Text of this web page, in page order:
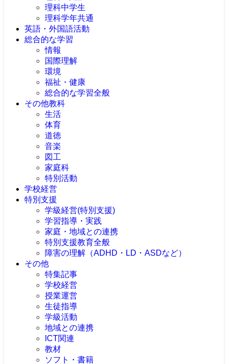
理科中学生
理科学年共通
英語・外国語活動
総合的な学習
情報
国際理解
環境
福祉・健康
総合的な学習全般
その他教科
生活
体育
道徳
音楽
図工
家庭科
特別活動
学校経営
特別支援
学級経営(特別支援)
学習指導・実践
家庭・地域との連携
特別支援教育全般
障害の理解（ADHD・LD・ASDなど）
その他
特集記事
学校経営
授業運営
生徒指導
学級活動
地域との連携
ICT関連
教材
ソフト・書籍